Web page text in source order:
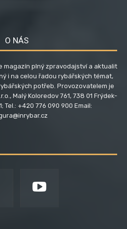
O NÁS
magazín plný zpravodajství a aktualit
i na celou řadou rybářských témat,
potřeb. Provozovatelem je
Malý Koloredov 761, 738 01 Frýdek-
Tel.: +420 776 090 900 Email: